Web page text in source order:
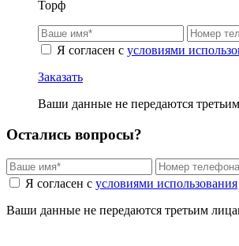
Торф
Я согласен с условиями
Заказать
Ваши данные не передаются
Остались вопросы?
Я согласен с условиями использования
Ваши данные не передаются третьим